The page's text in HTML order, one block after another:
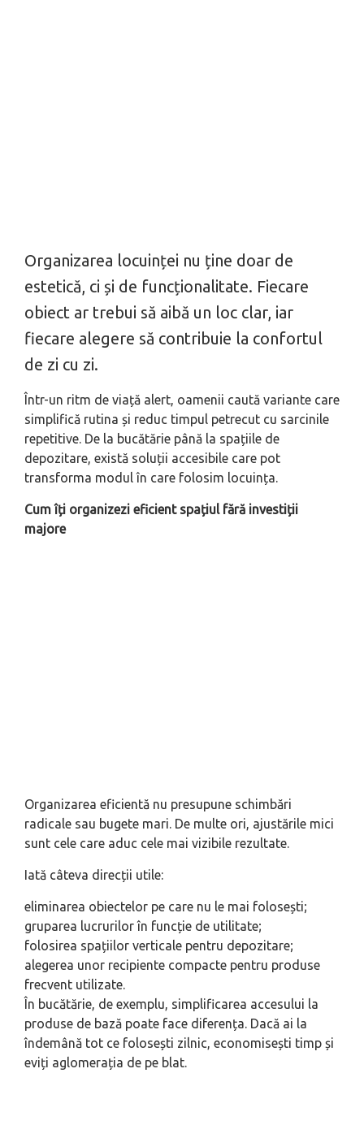
Organizarea locuinței nu ține doar de
estetică, ci și de funcționalitate. Fiecare
obiect ar trebui să aibă un loc clar, iar
fiecare alegere să contribuie la confortul
de zi cu zi.
Într-un ritm de viață alert, oamenii caută variante care
simplifică rutina și reduc timpul petrecut cu sarcinile
repetitive. De la bucătărie până la spațiile de
depozitare, există soluții accesibile care pot
transforma modul în care folosim locuința.
Cum îți organizezi eficient spațiul fără investiții
majore
Organizarea eficientă nu presupune schimbări
radicale sau bugete mari. De multe ori, ajustările mici
sunt cele care aduc cele mai vizibile rezultate.
Iată câteva direcții utile:
eliminarea obiectelor pe care nu le mai folosești;
gruparea lucrurilor în funcție de utilitate;
folosirea spațiilor verticale pentru depozitare;
alegerea unor recipiente compacte pentru produse
frecvent utilizate.
În bucătărie, de exemplu, simplificarea accesului la
produse de bază poate face diferența. Dacă ai la
îndemână tot ce folosești zilnic, economisești timp și
eviți aglomerația de pe blat.